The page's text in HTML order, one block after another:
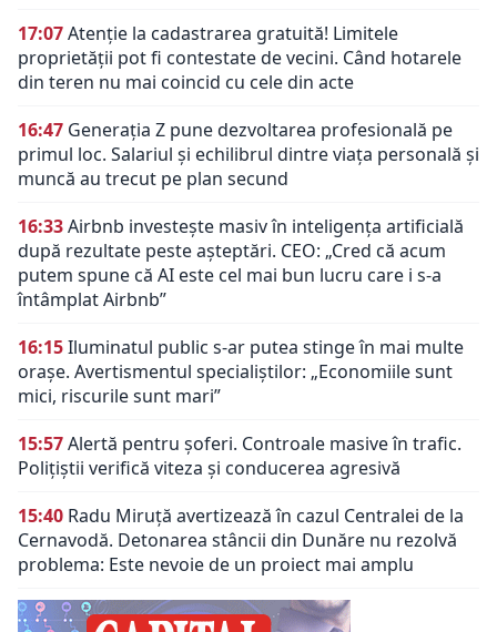
17:07Atenție la cadastrarea gratuită! Limitele
proprietății pot fi contestate de vecini. Când hotarele
din teren nu mai coincid cu cele din acte
16:47 Generația Z pune dezvoltarea profesională pe
primul loc. Salariul și echilibrul dintre viața personală și
muncă au trecut pe plan secund
16:33Airbnb investește masiv în inteligența artificială
după rezultate peste așteptări. CEO: „Cred că acum
putem spune că AI este cel mai bun lucru care i s-a
întâmplat Airbnb”
16:15Iluminatul public s-ar putea stinge în mai multe
orașe. Avertismentul specialiștilor: „Economiile sunt
mici, riscurile sunt mari”
15:57Alertă pentru șoferi. Controale masive în trafic.
Polițiștii verifică viteza și conducerea agresivă
15:40 Radu Miruță avertizează în cazul Centralei de la
Cernavodă. Detonarea stâncii din Dunăre nu rezolvă
problema: Este nevoie de un proiect mai amplu